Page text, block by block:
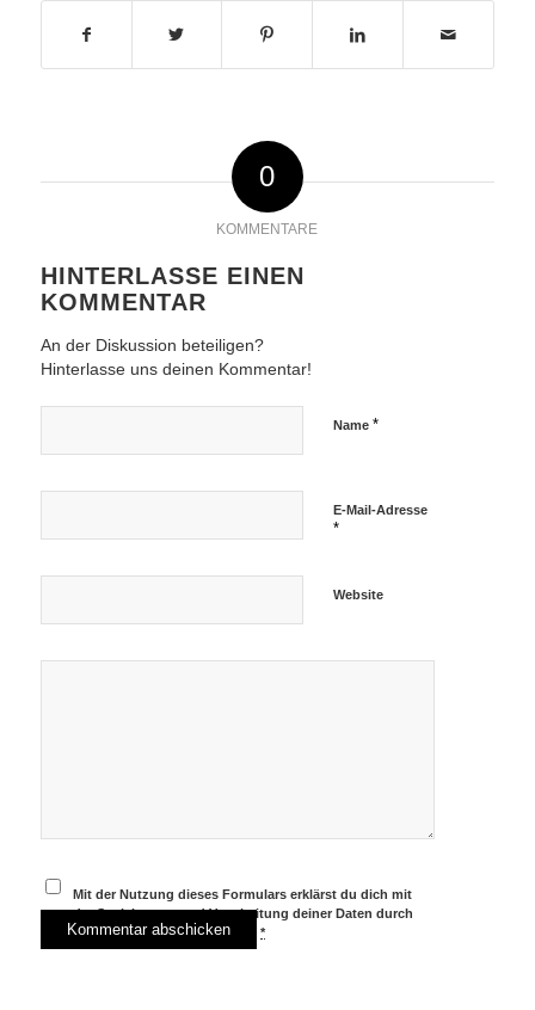
0
KOMMENTARE
HINTERLASSE EINEN
KOMMENTAR
An der Diskussion beteiligen?
Hinterlasse uns deinen Kommentar!
Name *
E-Mail-Adresse
*
Website
Mit der Nutzung dieses Formulars erklärst du dich mit
der Speicherung und Verarbeitung deiner Daten durch
diese Website einverstanden.*